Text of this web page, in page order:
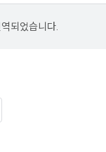
되었습니다.